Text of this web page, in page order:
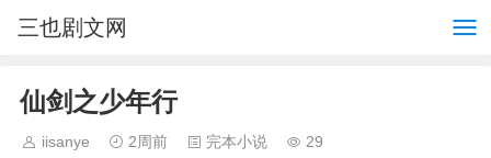
三也剧文网
仙剑之少年行
iisanye 2周前 完本小说 29